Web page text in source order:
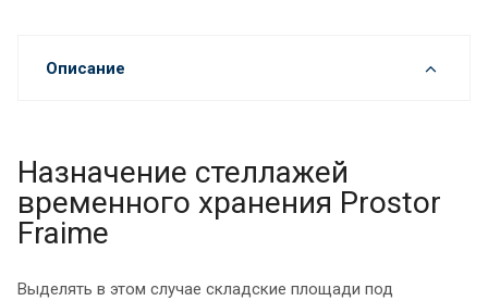
Описание
Назначение стеллажей
временного хранения Prostor
Fraime
Выделять в этом случае складские площади под